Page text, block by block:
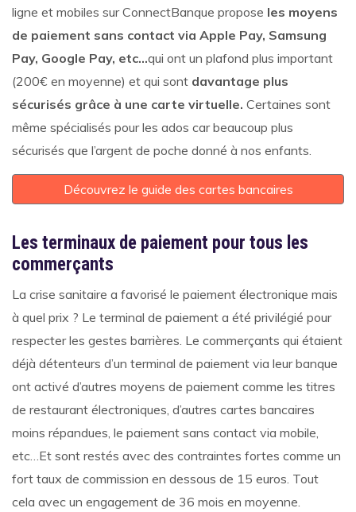
ligne et mobiles sur ConnectBanque propose les moyens
de paiement sans contact via Apple Pay, Samsung
Pay, Google Pay, etc…qui ont un plafond plus important
(200€ en moyenne) et qui sont davantage plus
sécurisés grâce à une carte virtuelle. Certaines sont
même spécialisés pour les ados car beaucoup plus
sécurisés que l’argent de poche donné à nos enfants.
Découvrez le guide des cartes bancaires
Les terminaux de paiement pour tous les
commerçants
La crise sanitaire a favorisé le paiement électronique mais
à quel prix ? Le terminal de paiement a été privilégié pour
respecter les gestes barrières. Le commerçants qui étaient
déjà détenteurs d’un terminal de paiement via leur banque
ont activé d’autres moyens de paiement comme les titres
de restaurant électroniques, d’autres cartes bancaires
moins répandues, le paiement sans contact via mobile,
etc…Et sont restés avec des contraintes fortes comme un
fort taux de commission en dessous de 15 euros. Tout
cela avec un engagement de 36 mois en moyenne.